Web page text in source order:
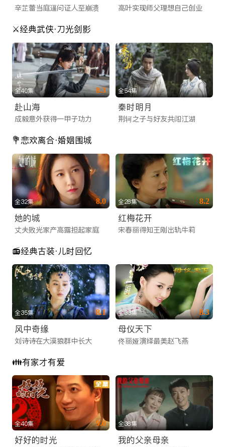
辛芷蕾当庭逼问证人至崩溃 高叶实现师父理想自己创业
⚔️经典武侠·刀光剑影
全40集 8.3
赴山海
成毅意外获得一甲子功力
全54集
秦时明月
荆轲之子与好友共闯江湖
💐悲欢离合·婚姻围城
全32集 8.0
她的城
丈夫败光家产高露担起家庭
全28集 8.2
红梅花开
宋春丽得知王刚出轨牛莉
📻经典古装·儿时回忆
全35集 8.1
风中奇缘
刘诗诗在大漠狼群中长大
全33集 8.3
母仪天下
佟丽娅演绎最美赵飞燕
👪有家才有爱
全40集 9.0
好好的时光
全38集
我的父亲母亲